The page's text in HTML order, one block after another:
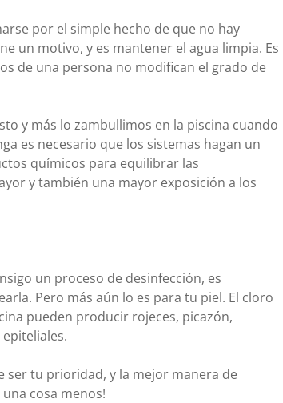
por el simple hecho de que no hay
un motivo, y es mantener el agua limpia. Es
de una persona no modifican el grado de
y más lo zambullimos en la piscina cuando
es necesario que los sistemas hagan un
químicos para equilibrar las
y también una mayor exposición a los
un proceso de desinfección, es
Pero más aún lo es para tu piel. El cloro
pueden producir rojeces, picazón,
ser tu prioridad, y la mejor manera de
cosa menos!